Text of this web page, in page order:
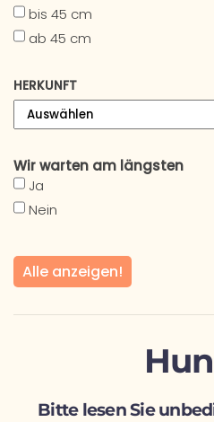
bis 45 cm
ab 45 cm
HERKUNFT
Wir warten am längsten
Ja
Nein
Alle anzeigen!
Bitte lesen Sie